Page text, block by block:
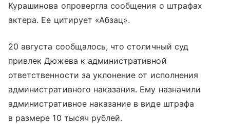
Курашинова опровергла сообщения о штрафах
актера. Ее цитирует «Абзац».
20 августа сообщалось, что столичный суд
привлек Дюжева к административной
ответственности за уклонение от исполнения
административного наказания. Ему назначили
административное наказание в виде штрафа
в размере 10 тысяч рублей.